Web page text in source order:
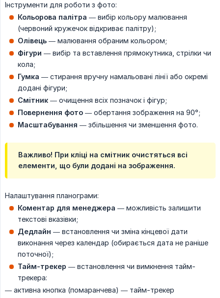
Інструменти для роботи з фото:
Кольорова палітра — вибір кольору малювання
(червоний кружечок відкриває палітру);
Олівець — малювання обраним кольором;
Фігури — вибір та вставлення прямокутника, стрілки чи
кола;
Гумка — стирання вручну намальовані лінії або окремі
додані фігури;
Смітник — очищення всіх позначок і фігур;
Повернення фото — обертання зображення на 90°;
Масштабування — збільшення чи зменшення фото.
Важливо! При кліці на смітник очистяться всі
елементи, що були додані на зображення.
Налаштування планограми:
Коментар для менеджера — можливість залишити
текстові вказівки;
Дедлайн — встановлення чи зміна кінцевої дати
виконання через календар (обирається дата не раніше
поточної);
Тайм-трекер — встановлення чи вимкнення тайм-
трекера:
— активна кнопка (помаранчева) — тайм-трекер